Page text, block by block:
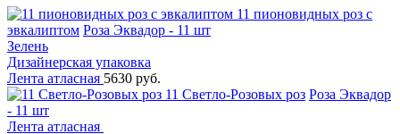
11 пионовидных роз с
эвкалиптом Роза Эквадор - 11 шт
Зелень
Дизайнерская упаковка
Лента атласная 5630 руб.
11 Светло-Розовых роз Роза Эквадор
- 11 шт
Лента атласная